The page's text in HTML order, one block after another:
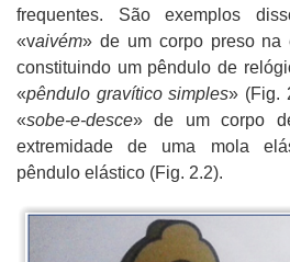
frequentes. São exemplos
«vaivém» de um corpo preso na
constituindo um pêndulo de
«pêndulo gravítico simples» (Fig.
«sobe-e-desce» de um corpo
extremidade de uma mola
pêndulo elástico (Fig. 2.2).